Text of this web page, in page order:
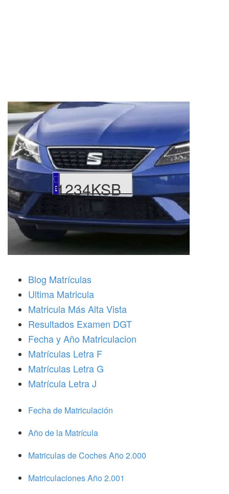
1234KSB
Blog Matrículas
Ultima Matricula
Matricula Más Alta Vista
Resultados Examen DGT
Fecha y Año Matriculacion
Matrículas Letra F
Matrículas Letra G
Matrícula Letra J
Fecha de Matriculación
Año de la Matrícula
Matriculas de Coches Año 2.000
Matriculaciones Año 2.001